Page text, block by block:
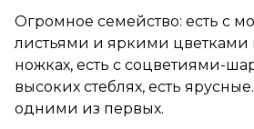
Огромное семейство: есть с
листьями и яркими цветками
ножках, есть с соцветиями-
высоких стеблях, есть
одними из первых.